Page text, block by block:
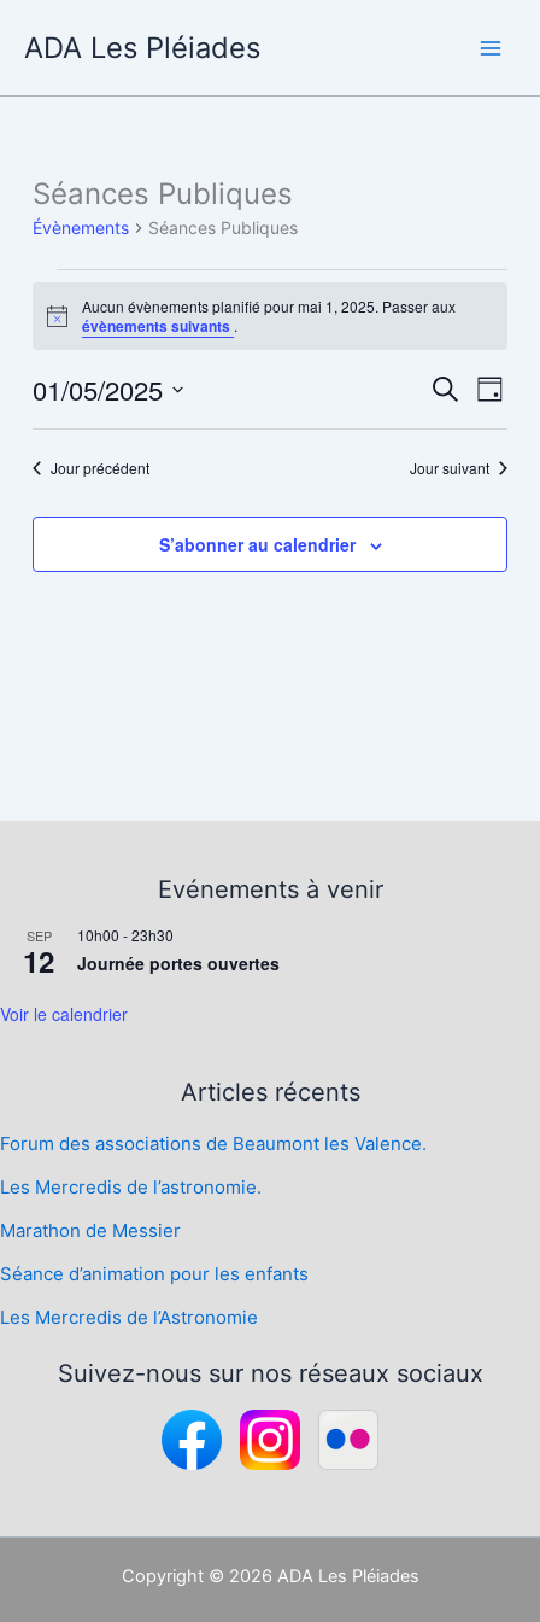
ADA Les Pléiades
Séances Publiques
Évènements Séances Publiques
for
2025
Notice
Aucun évènements planifié pour mai 1, 2025. Passer aux
évènements suivants .
Recherche
de
Recherche
Jour
01/05/2025
date.
Jour précédent Jour suivant
S’abonner au calendrier
Evénements à venir
SEP
12
10h00 -23h30
Journée portes ouvertes
Voir le calendrier
Articles récents
Forum des associations de Beaumont les Valence.
Les Mercredis de l’astronomie.
Marathon de Messier
Séance d’animation pour les enfants
Les Mercredis de l’Astronomie
Suivez-nous sur nos réseaux sociaux
Copyright © 2026 ADA Les Pléiades